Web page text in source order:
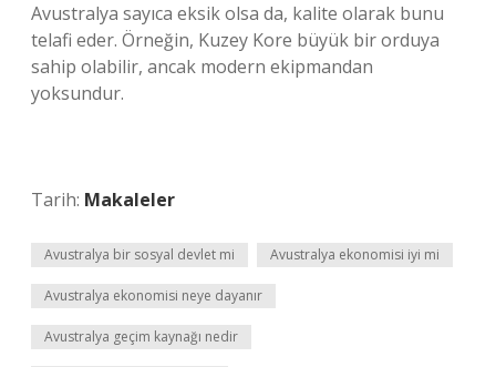
Avustralya sayıca eksik olsa da, kalite olarak bunu
telafi eder. Örneğin, Kuzey Kore büyük bir orduya
sahip olabilir, ancak modern ekipmandan
yoksundur.
Tarih: Makaleler
Avustralya bir sosyal devlet mi Avustralya ekonomisi iyi mi
Avustralya ekonomisi neye dayanır
Avustralya geçim kaynağı nedir